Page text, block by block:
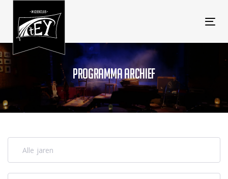
PROGRAMMA ARCHIEF
Alle jaren